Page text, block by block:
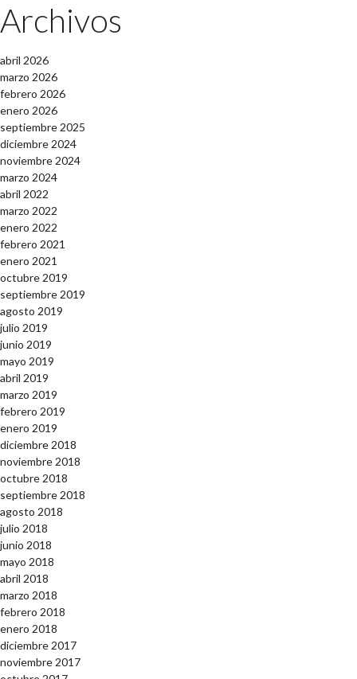
Archivos
abril 2026
marzo 2026
febrero 2026
enero 2026
septiembre 2025
diciembre 2024
noviembre 2024
marzo 2024
abril 2022
marzo 2022
enero 2022
febrero 2021
enero 2021
octubre 2019
septiembre 2019
agosto 2019
julio 2019
junio 2019
mayo 2019
abril 2019
marzo 2019
febrero 2019
enero 2019
diciembre 2018
noviembre 2018
octubre 2018
septiembre 2018
agosto 2018
julio 2018
junio 2018
mayo 2018
abril 2018
marzo 2018
febrero 2018
enero 2018
diciembre 2017
noviembre 2017